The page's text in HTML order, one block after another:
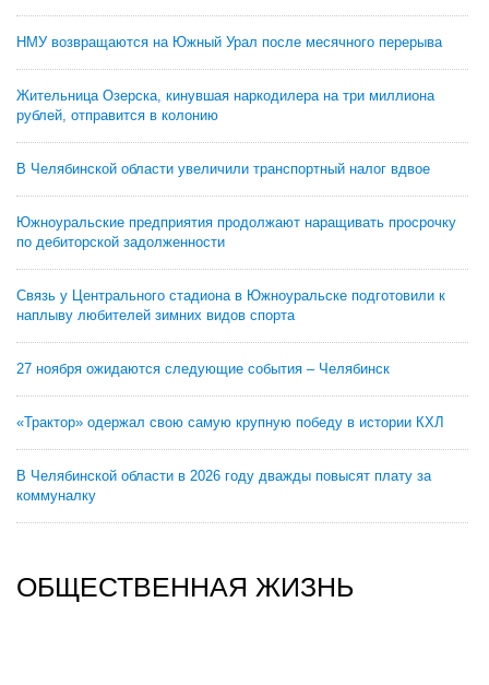
НМУ возвращаются на Южный Урал после месячного перерыва
Жительница Озерска, кинувшая наркодилера на три миллиона
рублей, отправится в колонию
В Челябинской области увеличили транспортный налог вдвое
Южноуральские предприятия продолжают наращивать просрочку
по дебиторской задолженности
Связь у Центрального стадиона в Южноуральске подготовили к
наплыву любителей зимних видов спорта
27 ноября ожидаются следующие события – Челябинск
«Трактор» одержал свою самую крупную победу в истории КХЛ
В Челябинской области в 2026 году дважды повысят плату за
коммуналку
ОБЩЕСТВЕННАЯ ЖИЗНЬ